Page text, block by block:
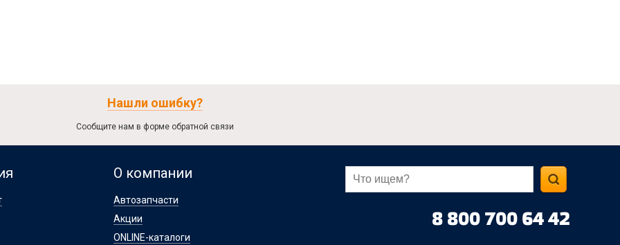
Нашли ошибку?
Сообщите нам в форме обратной связи
О компании
Автозапчасти
Акции
ONLINE-каталоги
8 800 700 64 42